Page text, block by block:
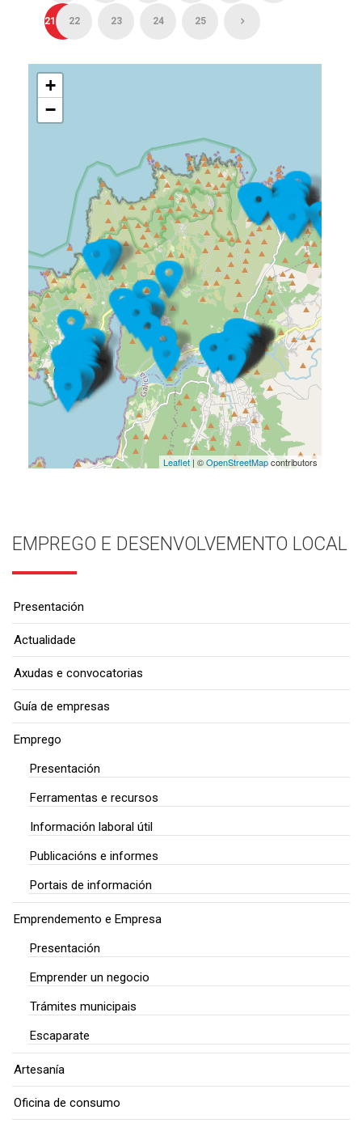
21 22 23 24 25
+
−
Leaflet| ©OpenStreetMapcontributors
EMPREGO E DESENVOLVEMENTO LOCAL
Presentación
Actualidade
Axudas e convocatorias
Guía de empresas
Emprego
Presentación
Ferramentas e recursos
Información laboral útil
Publicacións e informes
Portais de información
Emprendemento e Empresa
Presentación
Emprender un negocio
Trámites municipais
Escaparate
Artesanía
Oficina de consumo